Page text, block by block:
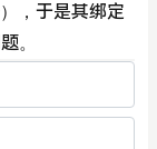
，于是其绑定
。